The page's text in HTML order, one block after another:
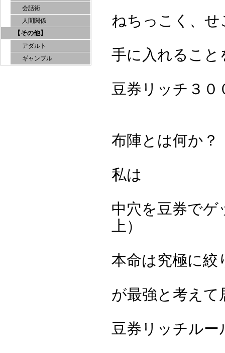
会話術
人間関係
【その他】
アダルト
ギャンブル
ねちっこく、
手に入れるこ
豆券リッチ３
布陣とは何か？
私は
中穴を豆券でゲ
上）
本命は究極に絞
が最強と考えて
豆券リッチルー